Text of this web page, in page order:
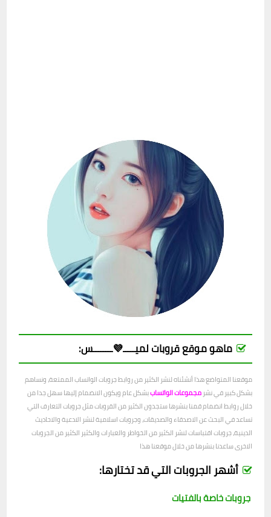
ماهو موقع قروبات لميـــــ💜ــــــــس:
موقعنا المتواضع هذا أنشئناه لنشر الكثير من روابط جروبات الواتساب الممتعة، ونساهم
بشكل كبير في نشر مجموعات الواتساببشكل عام ويكون الانضمام إليها سهل جدا من
خلال روابط انضمام قمنا بنشرها ستجدون الكثير من القروبات مثل جروبات التعارف التي
تساعد في البحث عن الاصدقاء والصديقات، وجروبات اسلامية لنشر الادعية والاحاديث
الدينية، جروبات اقتباسات لنشر الكثير من الخواطر والعبارات والكثير الكثير من الجروبات
الاخرى ساعدنا بنشرها من خلال موقعنا هذا
أشهر الجروبات التي قد تختارها:
جروبات خاصة بالفتيات